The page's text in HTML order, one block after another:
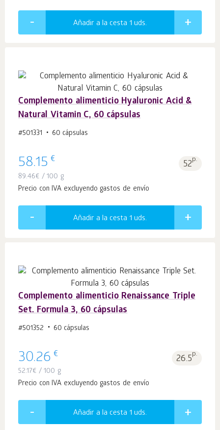
Añadir a la cesta 1 uds.
Complemento alimenticio Hyaluronic Acid &
Natural Vitamin C, 60 cápsulas
#501331 60 cápsulas
58.15 € 52p.
89.46€ / 100 g
Precio con IVA excluyendo gastos de envío
Añadir a la cesta 1 uds.
Complemento alimenticio Renaissance Triple
Set. Formula 3, 60 cápsulas
#501352 60 cápsulas
30.26 € 26.5p.
52.17€ / 100 g
Precio con IVA excluyendo gastos de envío
Añadir a la cesta 1 uds.